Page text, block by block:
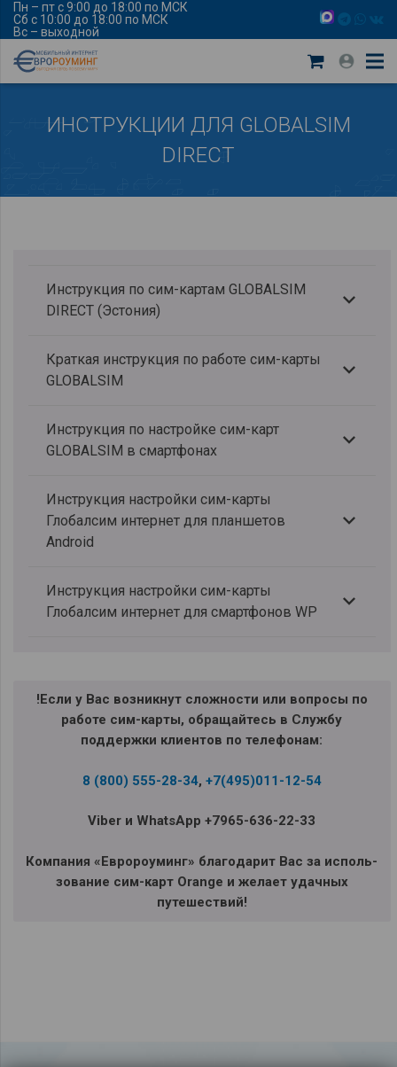
Пн – пт с 9:00 до 18:00 по МСК
Сб с 10:00 до 18:00 по МСК
Вс – выходной
ИНСТРУКЦИИ ДЛЯ GLOBALSIM
DIRECT
Инструкция по сим-картам GLOBALSIM
DIRECT (Эстония)
Краткая инструкция по работе сим-карты
GLOBALSIM
Инструкция по настройке сим-карт
GLOBALSIM в смартфонах
Инструкция настройки сим-карты
Глобалсим интернет для планшетов
Android
Инструкция настройки сим-карты
Глобалсим интернет для смартфонов WP
!Если у Вас возникнут сложности или вопросы по
работе сим-карты, обращайтесь в Службу
поддержки клиентов по телефонам:
8 (800) 555-28-34, +7(495)011-12-54
Viber и WhatsApp +7965-636-22-33
Ком­па­ния «Евро­ро­уминг» бла­го­да­рит Вас за исполь­
зо­ва­ние сим-карт Orange и желает удач­ных
путешествий!